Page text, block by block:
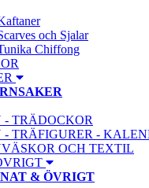
och Sjalar
Chiffong
- TRÄDOCKOR
- TRÄFIGURER -
OCH TEXTIL
& ÖVRIGT